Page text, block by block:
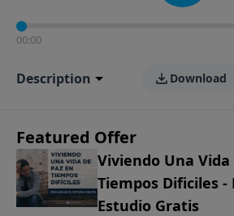
00:00
Description Download
Featured Offer
Viviendo Una Vida
Tiempos Dificiles -
Estudio Gratis